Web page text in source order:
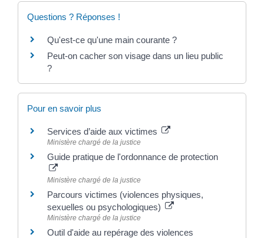
Questions ? Réponses !
Qu'est-ce qu'une main courante ?
Peut-on cacher son visage dans un lieu public
?
Pour en savoir plus
Services d’aide aux victimes
Ministère chargé de la justice
Guide pratique de l'ordonnance de protection
Ministère chargé de la justice
Parcours victimes (violences physiques,
sexuelles ou psychologiques)
Ministère chargé de la justice
Outil d'aide au repérage des violences